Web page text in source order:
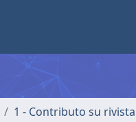
1 - Contributo su rivista